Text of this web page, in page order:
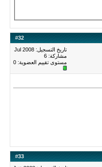
#32
تاريخ التسجيل: Jul 2008
مشاركة: 6
مستوى تقييم العضوية: 0
#33